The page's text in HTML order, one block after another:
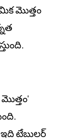
మొత్తం
ఇది టేబులర్